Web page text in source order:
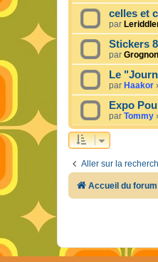
celles et
par
Stickers
par Grognon
Le
par Haakor
Expo
par Tommy
Aller sur la
Accueil du forum